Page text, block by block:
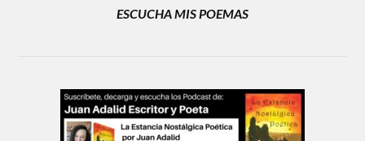
ESCUCHA MIS POEMAS